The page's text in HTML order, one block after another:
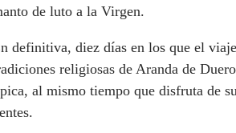
de luto a la Virgen.
definitiva, diez días en los que el
religiosas de Aranda de
al mismo tiempo que disfruta de